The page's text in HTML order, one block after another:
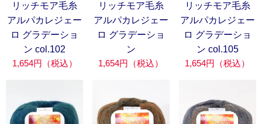
リッチモア毛糸
アルパカレジェー
ロ グラデーショ
ン col.102
1,654円（税込）
リッチモア毛糸
アルパカレジェー
ロ グラデーショ
ン
1,654円（税込）
リッチモア毛糸
アルパカレジェー
ロ グラデーショ
ン col.105
1,654円（税込）